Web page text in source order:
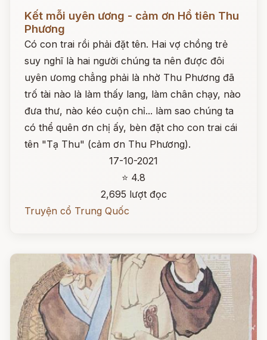
Đọc ngay
Kết mỗi uyên ương - cảm ơn Hồ tiên Thu
Phương
Có con trai rồi phải đặt tên. Hai vợ chồng trẻ
suy nghĩ là hai người chúng ta nên được đôi
uyên ưomg chẳng phải là nhờ Thu Phương đã
trố tài nào là làm thấy lang, làm chân chạy, nào
đưa thư, nào kéo cuộn chỉ... làm sao chúng ta
có thể quên ơn chị ấy, bèn đặt cho con trai cái
tên "Tạ Thu" (cảm ơn Thu Phương).
17-10-2021
⭐ 4.8
2,695 lượt đọc
Truyện cổ Trung Quốc